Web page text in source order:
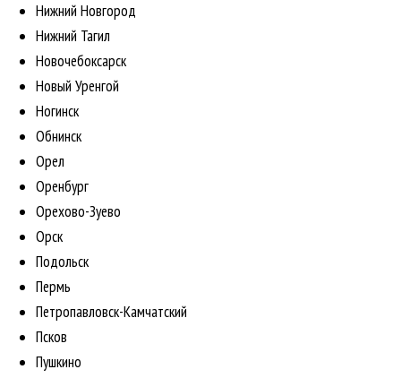
Нижний Новгород
Нижний Тагил
Новочебоксарск
Новый Уренгой
Ногинск
Обнинск
Орел
Оренбург
Орехово-Зуево
Орск
Подольск
Пермь
Петропавловск-Камчатский
Псков
Пушкино